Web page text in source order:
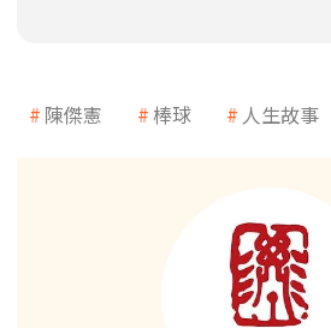
陳傑憲 棒球 人生故事